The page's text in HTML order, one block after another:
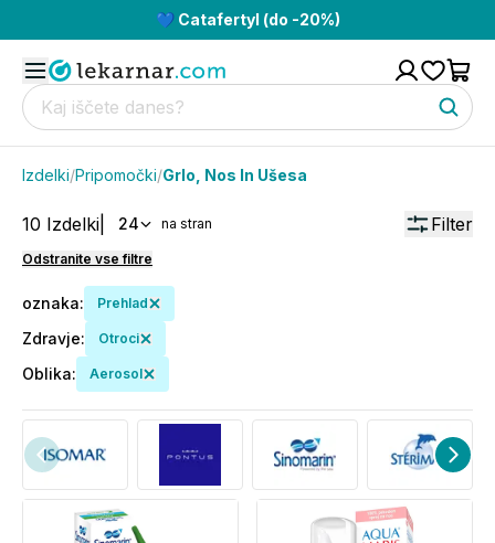
💙 Catafertyl (do -20%)
Izdelki/Pripomočki/Grlo, Nos In Ušesa
10 Izdelki 24 na stran Filter
Odstranite vse filtre
oznaka: Prehlad
Zdravje: Otroci
Oblika: Aerosol